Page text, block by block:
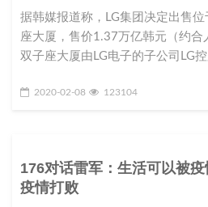
据韩媒报道称，LG集团决定出售
座大厦，售价1.37万亿韩元（约合
双子座大厦由LG电子的子公司LG
2020-02-08 123104
176对话雷军：生活可以被
疫情打败